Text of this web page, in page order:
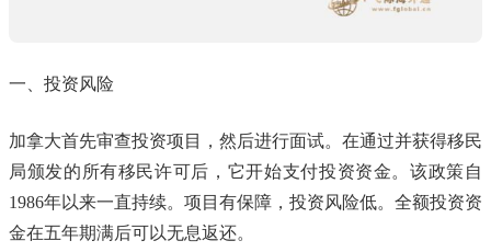
一、投资风险
加拿大首先审查投资项目，然后进行面试。在通过并获得移民
局颁发的所有移民许可后，它开始支付投资资金。该政策自
1986年以来一直持续。项目有保障，投资风险低。全额投资资
金在五年期满后可以无息返还。